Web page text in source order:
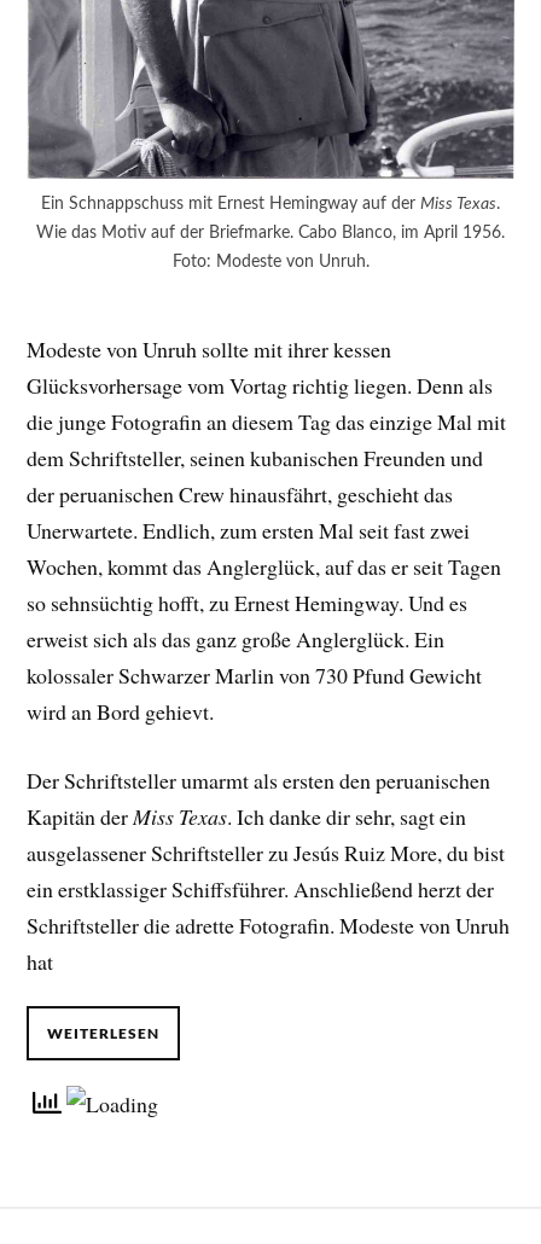
Ein Schnappschuss mit Ernest Hemingway auf der Miss Texas.
Wie das Motiv auf der Briefmarke. Cabo Blanco, im April 1956.
Foto: Modeste von Unruh.
Modeste von Unruh sollte mit ihrer kessen
Glücksvorhersage vom Vortag richtig liegen. Denn als
die junge Fotografin an diesem Tag das einzige Mal mit
dem Schriftsteller, seinen kubanischen Freunden und
der peruanischen Crew hinausfährt, geschieht das
Unerwartete. Endlich, zum ersten Mal seit fast zwei
Wochen, kommt das Anglerglück, auf das er seit Tagen
so sehnsüchtig hofft, zu Ernest Hemingway. Und es
erweist sich als das ganz große Anglerglück. Ein
kolossaler Schwarzer Marlin von 730 Pfund Gewicht
wird an Bord gehievt.
Der Schriftsteller umarmt als ersten den peruanischen
Kapitän derMiss Texas. Ich danke dir sehr, sagt ein
ausgelassener Schriftsteller zu Jesús Ruiz More, du bist
ein erstklassiger Schiffsführer. Anschließend herzt der
Schriftsteller die adrette Fotografin. Modeste von Unruh
hat
WEITERLESEN